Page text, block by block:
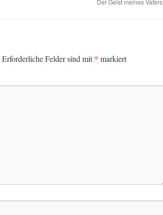
Der Geist meines Vaters
Erforderliche Felder sind mit* markiert